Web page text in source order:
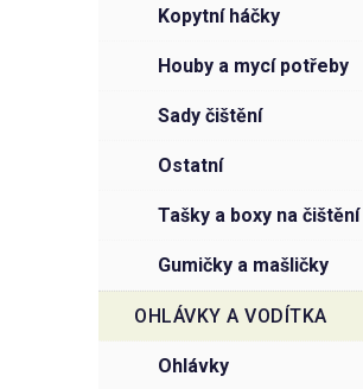
kopytní háčky
houby a mycí potřeby
sady čištění
ostatní
tašky a boxy na čištění
gumičky a mašličky
OHLÁVKY A VODÍTKA
ohlávky